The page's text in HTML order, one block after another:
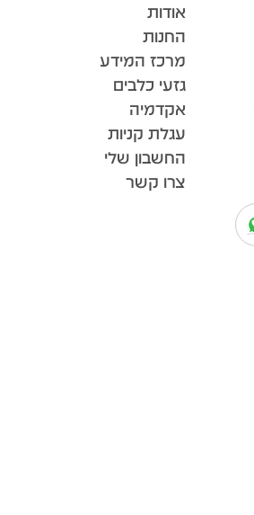
אודות
החנות
מרכז המידע
גזעי כלבים
אקדמיה
עגלת קניות
החשבון שלי
צרו קשר